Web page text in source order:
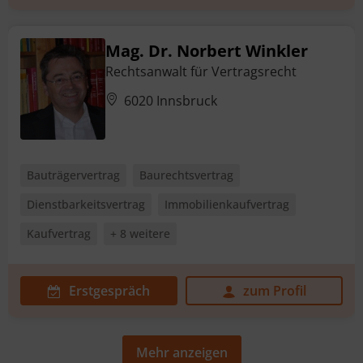
Mag. Dr. Norbert Winkler
Rechtsanwalt für Vertragsrecht
6020 Innsbruck
Bauträgervertrag
Baurechtsvertrag
Dienstbarkeitsvertrag
Immobilienkaufvertrag
Kaufvertrag
+ 8 weitere
Erstgespräch zum Profil
Mehr anzeigen